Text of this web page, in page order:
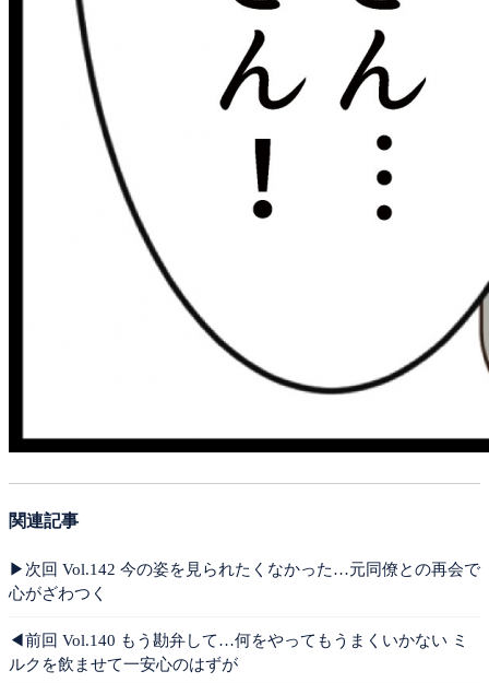
関連記事
▶︎次回 Vol.142 今の姿を見られたくなかった…元同僚との再会で
心がざわつく
◀︎前回 Vol.140 もう勘弁して…何をやってもうまくいかない ミ
ルクを飲ませて一安心のはずが